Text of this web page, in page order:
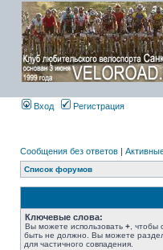
Вход Регистрация
Сообщения без ответов |
Список форумов
Ключевые слова:
Вы можете использовать + ,
быть не должно. Вы можете
для частичного совпадения.